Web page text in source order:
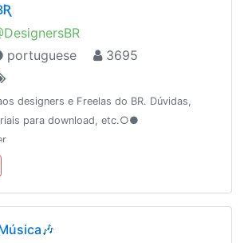
portuguese
3695
designers e Freelas do BR. Dúvidas,
para download, etc.○●